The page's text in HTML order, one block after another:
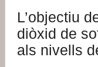
L’objectiu
diòxid de
als nivells